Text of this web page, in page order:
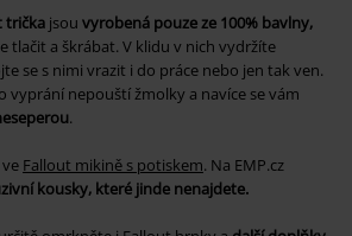
trička jsou vyrobená pouze ze 100% bavlny,
tlačit a škrábat. V klidu v nich vydržíte
se s nimi vrazit i do práce nebo jen tak ven.
vyprání nepouští žmolky a navíce se vám
.
Fallout mikině s potiskem. Na EMP.cz
kousky, které jinde nenajdete.